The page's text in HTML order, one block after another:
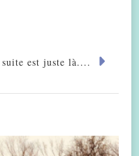
est juste là....